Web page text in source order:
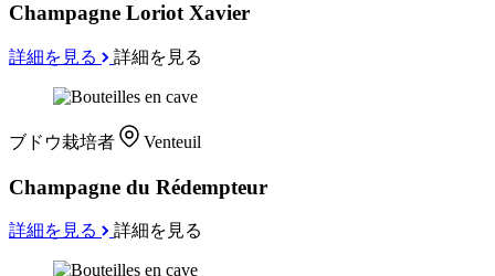
Champagne Loriot Xavier
詳細を見る 詳細を見る
ブドウ栽培者 Venteuil
Champagne du Rédempteur
詳細を見る 詳細を見る